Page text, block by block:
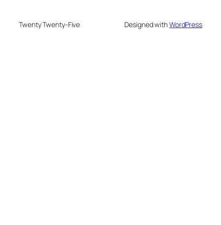
Twenty Twenty-Five Designed withWordPress